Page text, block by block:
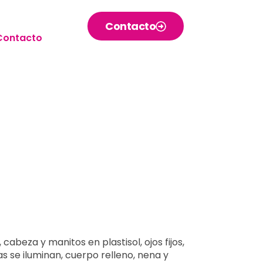
Contacto
y manitos en plastisol, ojos fijos,
se iluminan, cuerpo relleno, nena y